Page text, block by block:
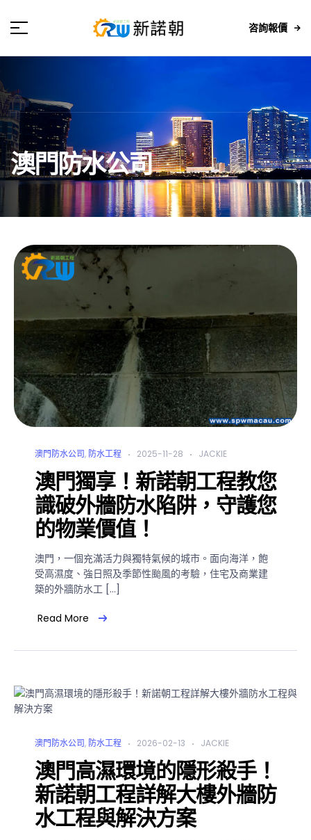
咨詢報價
澳門防水公司
澳門防水公司, 防水工程 2025-11-28 JACKIE
澳門獨享！新諾朝工程教您
識破外牆防水陷阱，守護您
的物業價值！
澳門，一個充滿活力與獨特氣候的城市。面向海洋，飽
受高濕度、強日照及季節性颱風的考驗，住宅及商業建
築的外牆防水工 […]
Read More
澳門防水公司, 防水工程 2026-02-13 JACKIE
澳門高濕環境的隱形殺手！
新諾朝工程詳解大樓外牆防
水工程與解決方案